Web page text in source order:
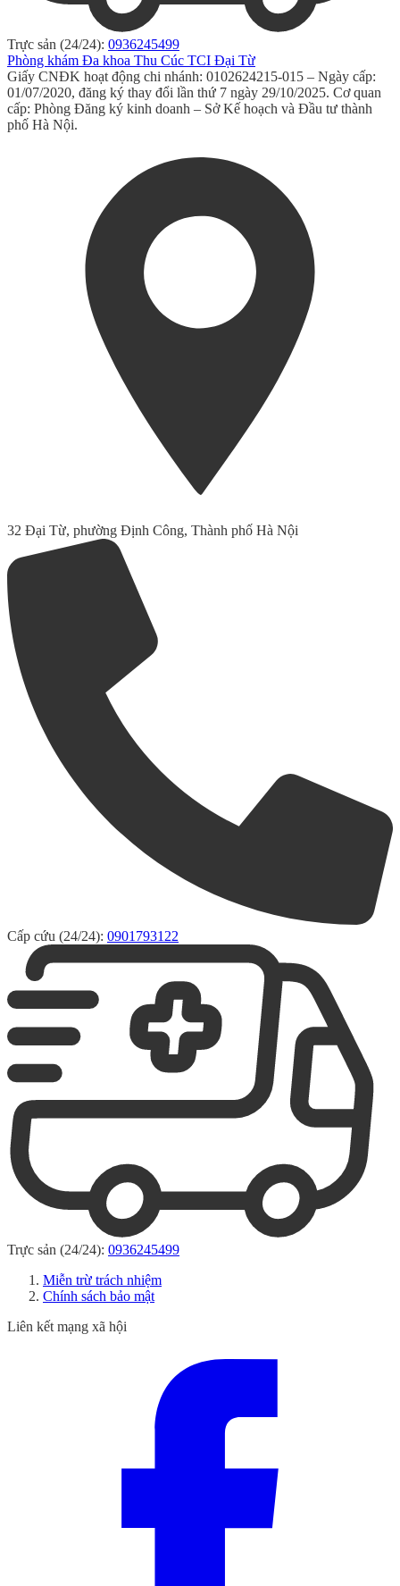
Trực sản (24/24): 0936245499
Phòng khám Đa khoa Thu Cúc TCI Đại Từ
Giấy CNĐK hoạt động chi nhánh: 0102624215-015 – Ngày cấp:
01/07/2020, đăng ký thay đổi lần thứ 7 ngày 29/10/2025. Cơ quan
cấp: Phòng Đăng ký kinh doanh – Sở Kế hoạch và Đầu tư thành
phố Hà Nội.
32 Đại Từ, phường Định Công, Thành phố Hà Nội
Cấp cứu (24/24): 0901793122
Trực sản (24/24): 0936245499
Miễn trừ trách nhiệm
Chính sách bảo mật
Liên kết mạng xã hội